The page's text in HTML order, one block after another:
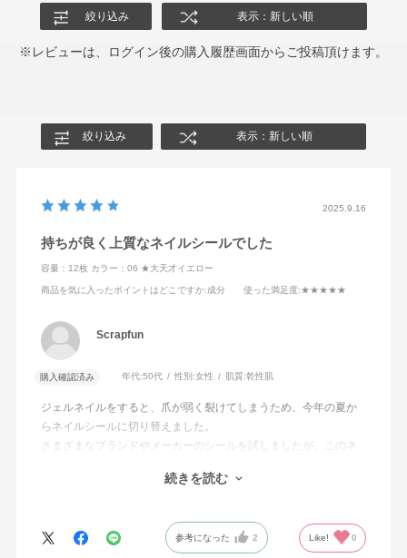
絞り込み 表示：新しい順
※レビューは、ログイン後の購入履歴画面からご投稿頂けます。
絞り込み 表示：新しい順
2025.9.16
持ちが良く上質なネイルシールでした
容量：12枚 カラー：06 ★大天才イエロー
商品を気に入ったポイントはどこですか:成分 使った満足度:★★★★★
Scrapfun
購入確認済み 年代:50代 性別:女性 肌質:乾性肌
ジェルネイルをすると、爪が弱く裂けてしまうため、今年の夏か
らネイルシールに切り替えました。
さまざまなブランドやメーカーのシールを試しましたが、このネ
ね｣と何度も声をかけられました。
他の色も欲しいと思い検討しましたが、柄が子供っぽいため、黄
続きを読む
参考になった 2 Like! 0